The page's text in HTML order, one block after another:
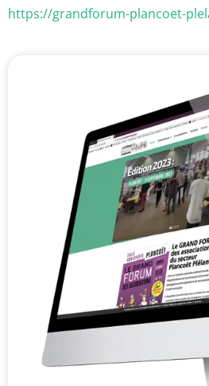
https://grandforum-plancoet-